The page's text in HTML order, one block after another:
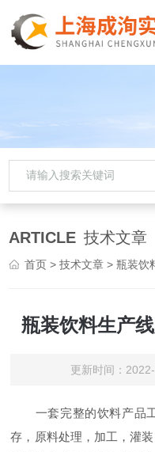
ARTICLE 技术文章
首页 >技术文章 > 瓶装饮
瓶装饮料生产
更新时间：
一套完整的饮料产品工
存，原料处理，加工，灌